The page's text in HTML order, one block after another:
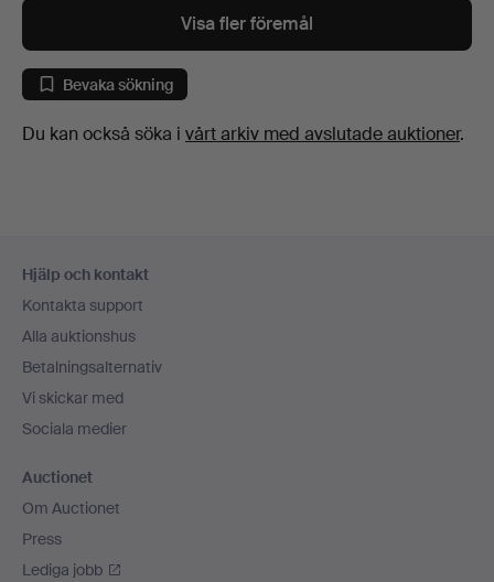
föremål
Visa fler föremål
Bevaka sökning
Du kan också söka i vårt arkiv med avslutade auktioner.
Hjälp och kontakt
Kontakta support
Alla auktionshus
Betalningsalternativ
Vi skickar med
Sociala medier
Auctionet
Om Auctionet
Press
Lediga jobb